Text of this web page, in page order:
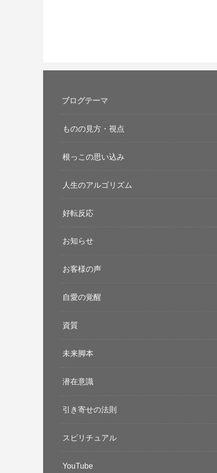
ブログテーマ
ものの見方・視点
根っこの思い込み
人生のアルゴリズム
好転反応
お知らせ
お客様の声
自愛の覚醒
資質
未来脚本
潜在意識
引き寄せの法則
スピリチュアル
YouTube